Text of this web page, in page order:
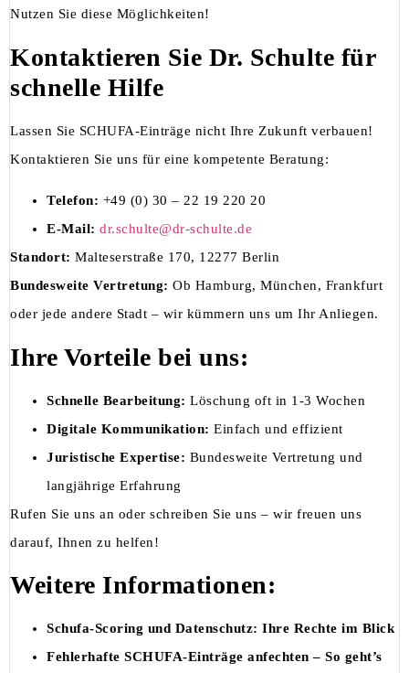
Nutzen Sie diese Möglichkeiten!
Kontaktieren Sie Dr. Schulte für
schnelle Hilfe
Lassen Sie SCHUFA-Einträge nicht Ihre Zukunft verbauen!
Kontaktieren Sie uns für eine kompetente Beratung:
Telefon: +49 (0) 30 – 22 19 220 20
E-Mail: dr.schulte@dr-schulte.de
Standort: Malteserstraße 170, 12277 Berlin
Bundesweite Vertretung: Ob Hamburg, München, Frankfurt
oder jede andere Stadt – wir kümmern uns um Ihr Anliegen.
Ihre Vorteile bei uns:
Schnelle Bearbeitung: Löschung oft in 1-3 Wochen
Digitale Kommunikation: Einfach und effizient
Juristische Expertise: Bundesweite Vertretung und
langjährige Erfahrung
Rufen Sie uns an oder schreiben Sie uns – wir freuen uns
darauf, Ihnen zu helfen!
Weitere Informationen:
Schufa-Scoring und Datenschutz: Ihre Rechte im Blick
Fehlerhafte SCHUFA-Einträge anfechten – So geht’s